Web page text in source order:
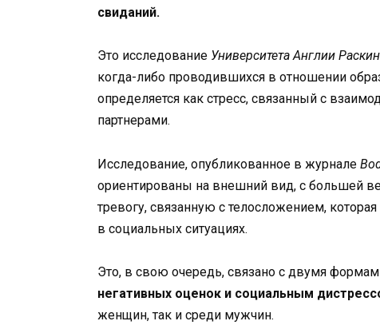
свиданий.
Это исследование Университета Англии
когда-либо проводившихся в отношении
определяется как стресс, связанный с
партнерами.
Исследование, опубликованное в журнале
ориентированы на внешний вид, с большей
тревогу, связанную с телосложением,
в социальных ситуациях.
Это, в свою очередь, связано с двумя
негативных оценок и социальным
женщин, так и среди мужчин.